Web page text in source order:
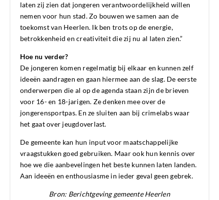
laten zij zien dat jongeren verantwoordelijkheid willen
nemen voor hun stad. Zo bouwen we samen aan de
toekomst van Heerlen. Ik ben trots op de energie,
betrokkenheid en creativiteit die zij nu al laten zien.”
Hoe nu verder?
De jongeren komen regelmatig bij elkaar en kunnen zelf
ideeën aandragen en gaan hiermee aan de slag. De eerste
onderwerpen die al op de agenda staan zijn de brieven
voor 16- en 18-jarigen. Ze denken mee over de
jongerensportpas. En ze sluiten aan bij crimelabs waar
het gaat over jeugdoverlast.
De gemeente kan hun input voor maatschappelijke
vraagstukken goed gebruiken. Maar ook hun kennis over
hoe we die aanbevelingen het beste kunnen laten landen.
Aan ideeën en enthousiasme in ieder geval geen gebrek.
Bron: Berichtgeving gemeente Heerlen